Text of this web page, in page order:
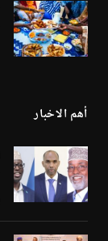
أهم الاخبار